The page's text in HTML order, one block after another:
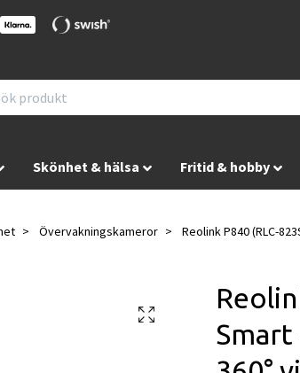
Skönhet & hälsa Fritid & hobby
Övervakningskameror Reolink P840 (RLC-
Smart